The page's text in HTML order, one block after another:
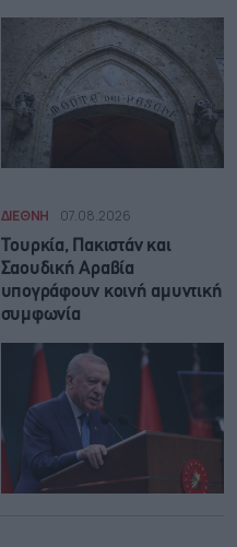
ΔΙΕΘΝΗ 07.08.2026
Τουρκία, Πακιστάν και
Σαουδική Αραβία
υπογράφουν κοινή αμυντική
συμφωνία